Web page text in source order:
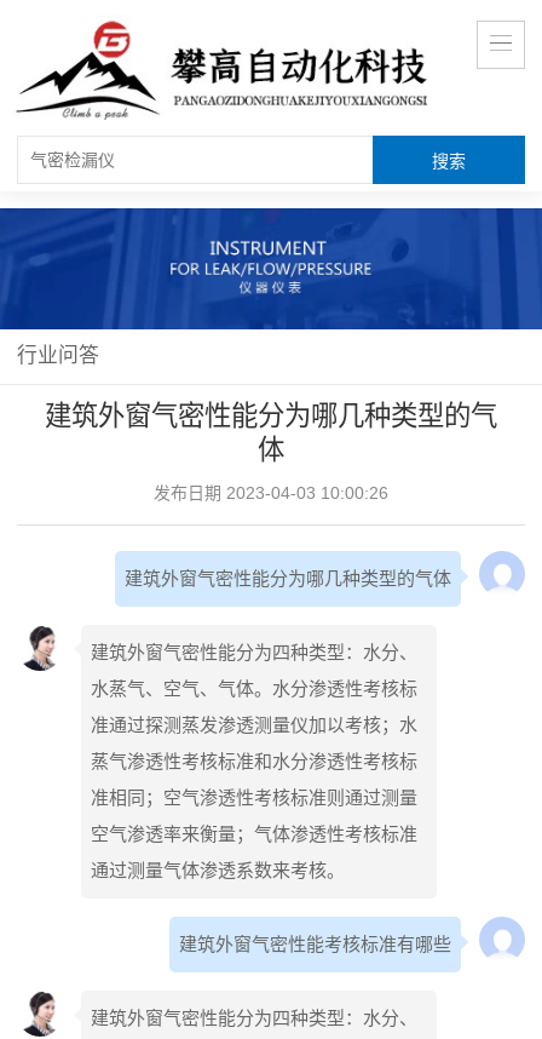
行业问答
建筑外窗气密性能分为哪几种类型的气
体
发布日期 2023-04-03 10:00:26
建筑外窗气密性能分为哪几种类型的气体
建筑外窗气密性能分为四种类型：水分、
水蒸气、空气、气体。水分渗透性考核标
准通过探测蒸发渗透测量仪加以考核；水
蒸气渗透性考核标准和水分渗透性考核标
准相同；空气渗透性考核标准则通过测量
空气渗透率来衡量；气体渗透性考核标准
通过测量气体渗透系数来考核。
建筑外窗气密性能考核标准有哪些
建筑外窗气密性能分为四种类型：水分、